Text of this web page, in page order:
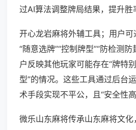
过AI算法调整牌局结果，提升胜
开心龙岩麻将外辅工具；用户
“随意选牌”“控制牌型”“防检测
户反映其他玩家可能存在“牌特
型”的情况。这些工具通过后台
术手段实现不平公，且“安全性高
微乐山东麻将传承山东麻将文